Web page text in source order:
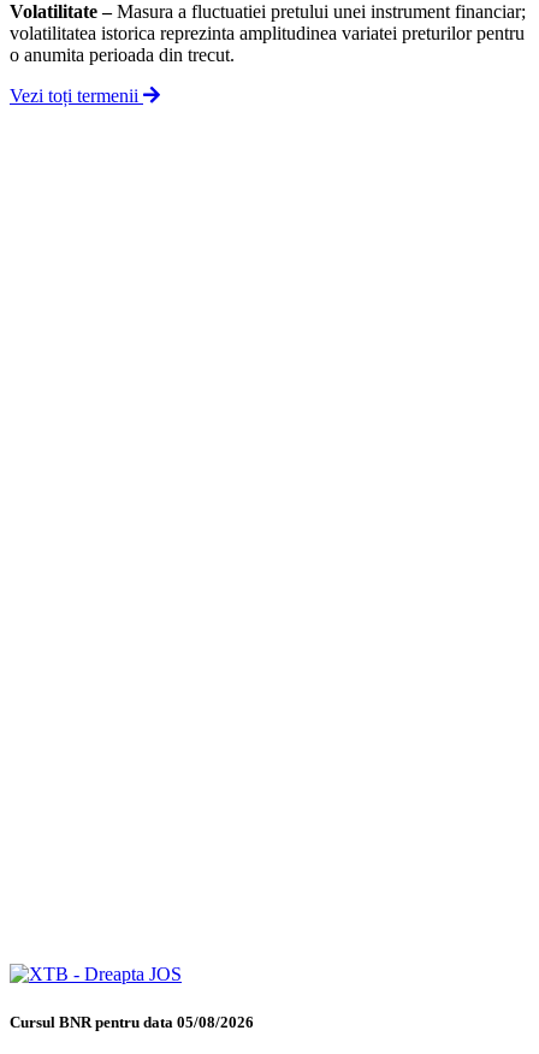
Volatilitate–Masura a fluctuatiei pretului unei instrument financiar;
volatilitatea istorica reprezinta amplitudinea variatei preturilor pentru
o anumita perioada din trecut.
Vezi toți termenii
Cursul BNR pentru data 05/08/2026